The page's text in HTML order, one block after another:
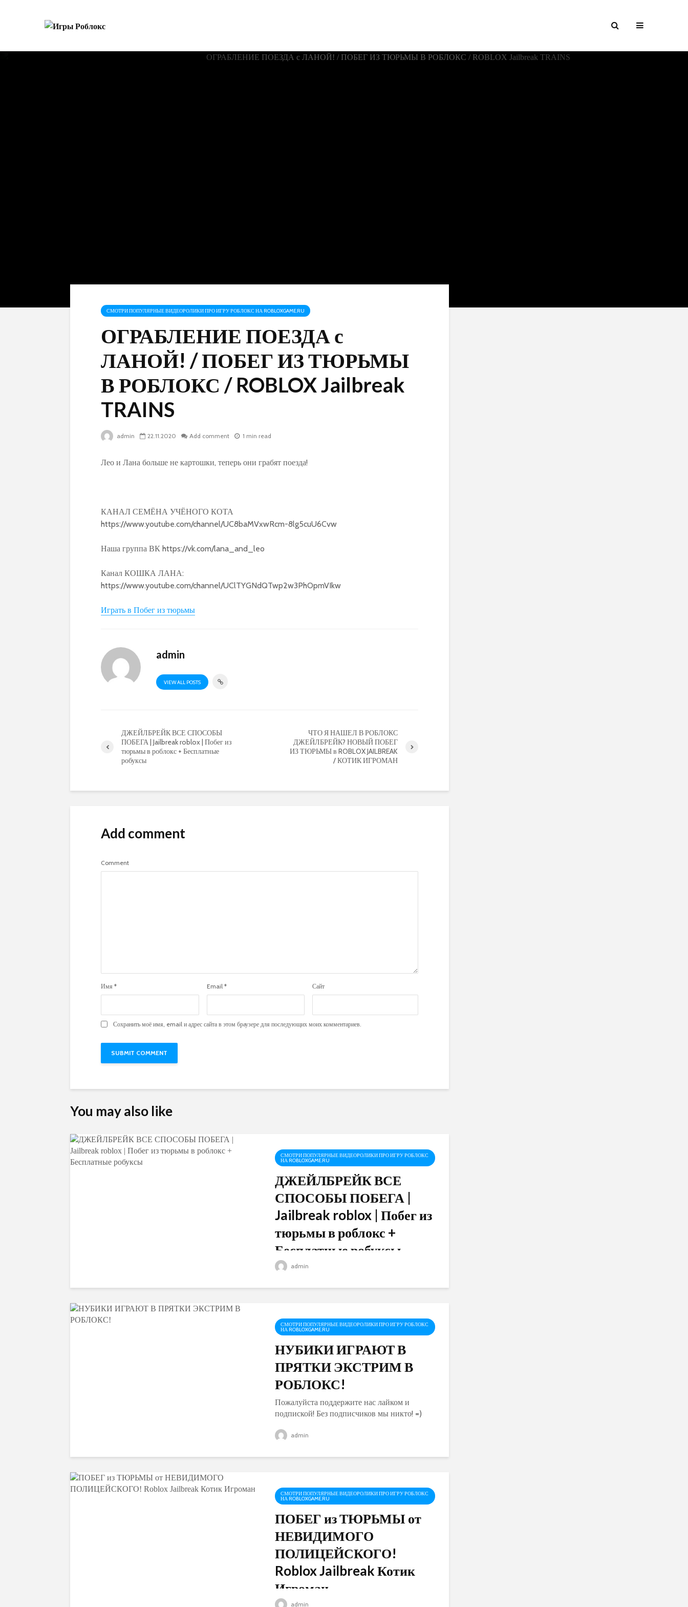
СМОТРИ ПОПУЛЯРНЫЕ ВИДЕОРОЛИКИ ПРО ИГРУ РОБЛОКС НА ROBLOXGAME.RU
ОГРАБЛЕНИЕ ПОЕЗДА с
ЛАНОЙ! / ПОБЕГ ИЗ ТЮРЬМЫ
В РОБЛОКС / ROBLOX Jailbreak
TRAINS
admin 22.11.2020 Add comment 1 min read
Лео и Лана больше не картошки, теперь они грабят поезда!
КАНАЛ СЕМЁНА УЧЁНОГО КОТА
https://www.youtube.com/channel/UC8baMVxwRcm-8lg5cuU6Cvw
Наша группа ВК https://vk.com/lana_and_leo
Канал КОШКА ЛАНА:
https://www.youtube.com/channel/UClTYGNdQTwp2w3PhOpmVIkw
Играть в Побег из тюрьмы
admin
VIEW ALL POSTS
ДЖЕЙЛБРЕЙК ВСЕ СПОСОБЫ
ПОБЕГА | Jailbreak roblox | Побег из
тюрьмы в роблокс + Бесплатные
робуксы
ЧТО Я НАШЕЛ В РОБЛОКС
ДЖЕЙЛБРЕЙК? НОВЫЙ ПОБЕГ
ИЗ ТЮРЬМЫ в ROBLOX JAILBREAK
/ КОТИК ИГРОМАН
Add comment
Comment
Имя * Email * Сайт
Сохранить моё имя, email и адрес сайта в этом браузере для последующих моих комментариев.
You may also like
СМОТРИ ПОПУЛЯРНЫЕ ВИДЕОРОЛИКИ ПРО ИГРУ РОБЛОКС
НА ROBLOXGAME.RU
ДЖЕЙЛБРЕЙК ВСЕ
СПОСОБЫ ПОБЕГА |
Jailbreak roblox | Побег из
тюрьмы в роблокс +
Бесплатные робуксы
Я ТЕПЕРЬ ИГРАЮ В ДЖЕЙЛБРЕЙК!! +
Результат будет 15.12.2018 после 13:00 по
победа из тюрьмы в игре...
admin
СМОТРИ ПОПУЛЯРНЫЕ ВИДЕОРОЛИКИ ПРО ИГРУ РОБЛОКС
НА ROBLOXGAME.RU
НУБИКИ ИГРАЮТ В
ПРЯТКИ ЭКСТРИМ В
РОБЛОКС!
Пожалуйста поддержите нас лайком и
подпиской! Без подписчиков мы никто! =)
играйте с нами — Ссылка на игру —
РОБЛОКС! Роблокс на русском...
admin
СМОТРИ ПОПУЛЯРНЫЕ ВИДЕОРОЛИКИ ПРО ИГРУ РОБЛОКС
НА ROBLOXGAME.RU
ПОБЕГ из ТЮРЬМЫ от
НЕВИДИМОГО
ПОЛИЦЕЙСКОГО!
Roblox Jailbreak Котик
Игроман
admin